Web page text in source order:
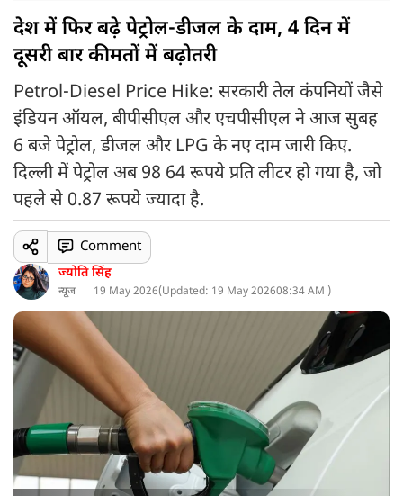
देश में फिर बढ़े पेट्रोल-डीजल के दाम, 4 दिन में
दूसरी बार कीमतों में बढ़ोतरी
Petrol-Diesel Price Hike: सरकारी तेल कंपनियों जैसे
इंडियन ऑयल, बीपीसीएल और एचपीसीएल ने आज सुबह
6 बजे पेट्रोल, डीजल और LPG के नए दाम जारी किए.
दिल्ली में पेट्रोल अब 98 64 रूपये प्रति लीटर हो गया है, जो
पहले से 0.87 रूपये ज्यादा है.
ज्योति सिंह
न्यूज 19 May 2026(Updated: 19 May 202608:34 AM )
Comment